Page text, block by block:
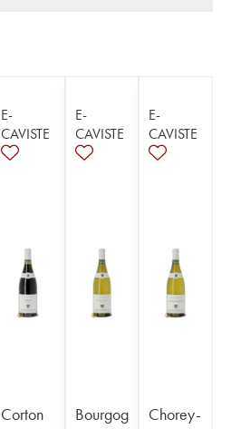
E-
CAVISTE
Corton
E-
CAVISTE
Bourgog
E-
CAVISTE
Chorey-